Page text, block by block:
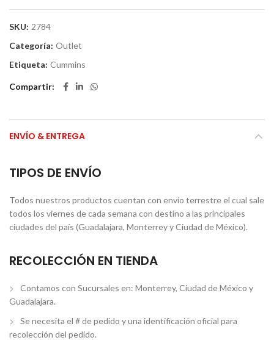
SKU: 2784
Categoría: Outlet
Etiqueta: Cummins
Compartir
ENVÍO & ENTREGA
TIPOS DE ENVÍO
Todos nuestros productos cuentan con envío terrestre el cual sale
todos los viernes de cada semana con destino a las principales
ciudades del país (Guadalajara, Monterrey y Ciudad de México).
RECOLECCIÓN EN TIENDA
Contamos con Sucursales en: Monterrey, Ciudad de México y
Guadalajara.
Se necesita el # de pedido y una identificación oficial para
recolección del pedido.